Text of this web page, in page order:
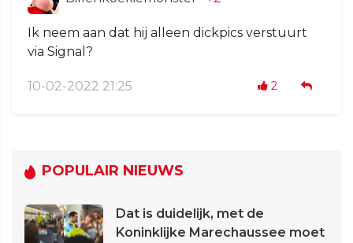
Ik neem aan dat hij alleen dickpics verstuurt
via Signal?
10-02-2022 21:25 2
POPULAIR NIEUWS
Dat is duidelijk, met de
Koninklijke Marechaussee moet